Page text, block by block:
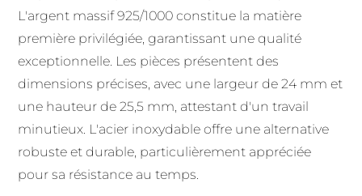
L'argent massif 925/1000 constitue la matière
première privilégiée, garantissant une qualité
exceptionnelle. Les pièces présentent des
dimensions précises, avec une largeur de 24 mm et
une hauteur de 25,5 mm, attestant d'un travail
minutieux. L'acier inoxydable offre une alternative
robuste et durable, particulièrement appréciée
pour sa résistance au temps.